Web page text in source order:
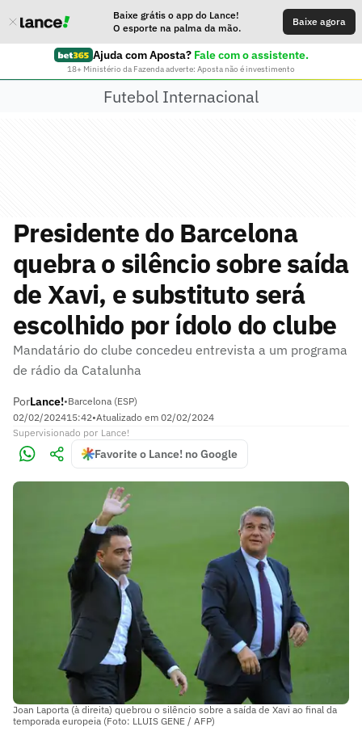
Baixe grátis o app do Lance!
O esporte na palma da mão.
Baixe agora
Ajuda com Aposta? Fale com o assistente.
18+ Ministério da Fazenda adverte: Aposta não é investimento
Futebol Internacional
Presidente do Barcelona
quebra o silêncio sobre saída
de Xavi, e substituto será
escolhido por ídolo do clube
Mandatário do clube concedeu entrevista a um programa
de rádio da Catalunha
PorLance!•Barcelona (ESP)
02/02/202415:42•Atualizado em 02/02/2024
Supervisionado por Lance!
Favorite o Lance! no Google
Joan Laporta (à direita) quebrou o silêncio sobre a saída de Xavi ao final da
temporada europeia (Foto: LLUIS GENE / AFP)